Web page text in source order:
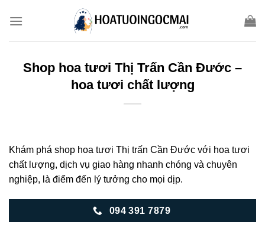
Shop hoa tươi Thị Trấn Cần Đước –
hoa tươi chất lượng
Khám phá shop hoa tươi Thị trấn Cần Đước với hoa tươi
chất lượng, dịch vụ giao hàng nhanh chóng và chuyên
nghiệp, là điểm đến lý tưởng cho mọi dịp.
094 391 7879